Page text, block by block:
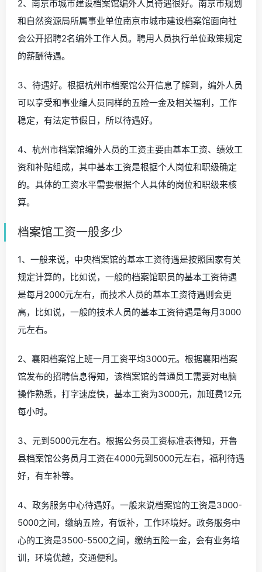
2、南京市城市建设档案馆编外人员待遇很好。南京市规划
和自然资源局所属事业单位南京市城市建设档案馆面向社
会公开招聘2名编外工作人员。聘用人员执行单位政策规定
的薪酬待遇。
3、待遇好。根据杭州市档案馆公开信息了解到，编外人员
可以享受和事业编人员同样的五险一金及相关福利，工作
稳定，有法定节假日，所以待遇好。
4、杭州市档案馆编外人员的工资主要由基本工资、绩效工
资和补贴组成，其中基本工资是根据个人岗位和职级确定
的。具体的工资水平需要根据个人具体的岗位和职级来核
算。
档案馆工资一般多少
1、一般来说，中央档案馆的基本工资待遇是按照国家有关
规定计算的，比如说，一般的档案馆职员的基本工资待遇
是每月2000元左右，而技术人员的基本工资待遇则会更
高，比如说，一般的技术人员的基本工资待遇是每月3000
元左右。
2、襄阳档案馆上班一月工资平均3000元。根据襄阳档案
馆发布的招聘信息得知，该档案馆的普通员工需要对电脑
操作熟悉，打字速度快，基本工资为3000元，加班费12元
每小时。
3、元到5000元左右。根据公务员工资标准表得知，开鲁
县档案馆公务员月工资在4000元到5000元左右，福利待遇
好，有车补等。
4、政务服务中心待遇好。一般来说档案馆的工资是3000-
5000之间，缴纳五险，有饭补，工作环境好。政务服务中
心的工资是3500-5500之间，缴纳五险一金，会有业务培
训，环境优越，交通便利。